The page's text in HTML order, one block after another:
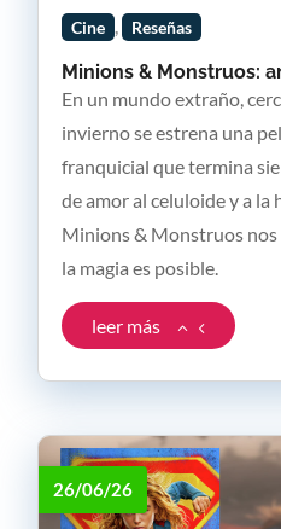
Minions & Monstruos:
Cine , Reseñas
En un mundo extraño,
invierno se estrena una
franquicial que termina
de amor al celuloide y a la
Minions & Monstruos
la magia es posible.
leer más
26/06/26